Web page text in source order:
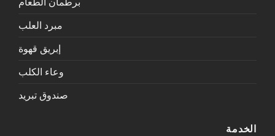
برطمان الطعام
مبرد العلب
إبريق قهوة
وعاء الكلب
صندوق تبريد
الخدمة